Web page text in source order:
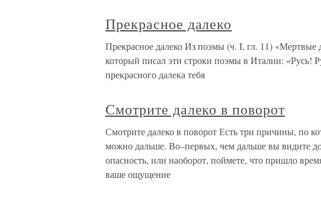
Прекрасное далеко
Прекрасное далеко Из поэмы (ч. I, гл. 11)
который писал эти строки поэмы в Италии: «Русь!
прекрасного далека тебя
Смотрите далеко в поворот
Смотрите далеко в поворот Есть три причины, по
можно дальше. Во–первых, чем дальше вы видите
опасность, или наоборот, поймете, что пришло
ваше ощущение